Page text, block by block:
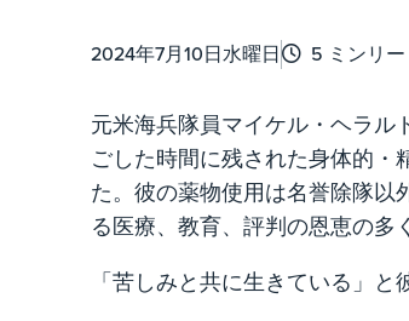
2024年7月10日水曜日 5 ミンリー
元米海兵隊員マイケル・ヘラル
ごした時間に残された身体的・
た。彼の薬物使用は名誉除隊以
る医療、教育、評判の恩恵の多
「苦しみと共に生きている」